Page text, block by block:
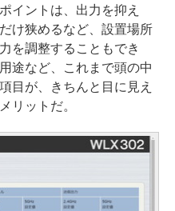
イントは、出力を抑え
け狭めるなど、設置場所
を調整することもでき
途など、これまで頭の中
目が、きちんと目に見え
リットだ。